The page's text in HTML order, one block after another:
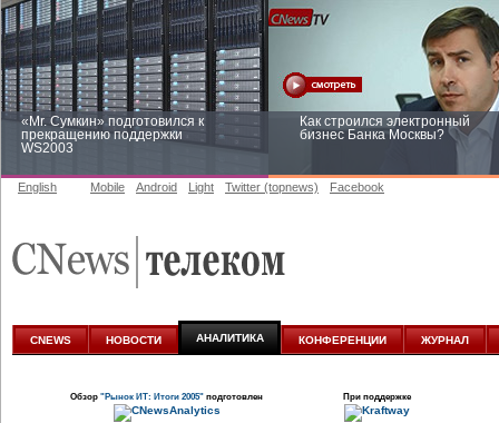
«Mr. Сумкин» подготовился к
прекращению поддержки
WS2003
Как строился электронный
бизнес Банка Москвы?
аналитике
English Mobile Android Light Twitter (topnews) Facebook
CNEWS НОВОСТИ АНАЛИТИКА КОНФЕРЕНЦИИ ЖУРНАЛ
Обзор "Рынок ИТ: Итоги 2005" подготовлен При поддержке